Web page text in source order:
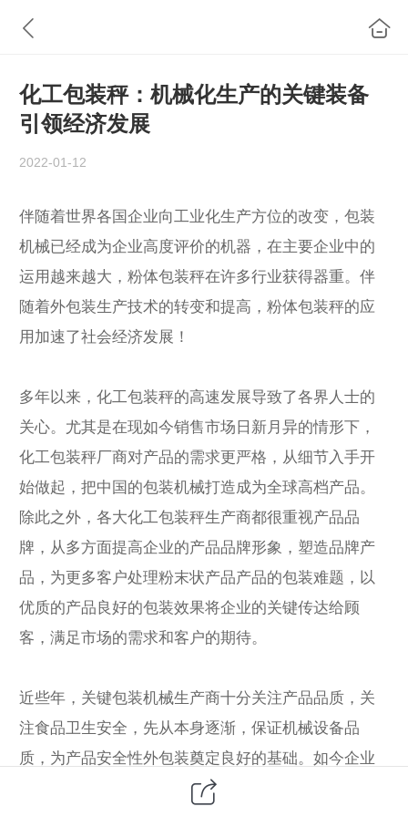
化工包装秤：机械化生产的关键装备
引领经济发展
2022-01-12
伴随着世界各国企业向工业化生产方位的改变，包装
机械已经成为企业高度评价的机器，在主要企业中的
运用越来越大，粉体包装秤在许多行业获得器重。伴
随着外包装生产技术的转变和提高，粉体包装秤的应
用加速了社会经济发展！
多年以来，化工包装秤的高速发展导致了各界人士的
关心。尤其是在现如今销售市场日新月异的情形下，
化工包装秤厂商对产品的需求更严格，从细节入手开
始做起，把中国的包装机械打造成为全球高档产品。
除此之外，各大化工包装秤生产商都很重视产品品
牌，从多方面提高企业的产品品牌形象，塑造品牌产
品，为更多客户处理粉末状产品产品的包装难题，以
优质的产品良好的包装效果将企业的关键传达给顾
客，满足市场的需求和客户的期待。
近些年，关键包装机械生产商十分关注产品品质，关
注食品卫生安全，先从本身逐渐，保证机械设备品
质，为产品安全性外包装奠定良好的基础。如今企业
发展趋势十分重视客户体验，能够很好的满足消费者